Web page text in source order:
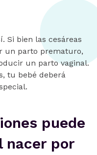
Si bien las cesáreas
un parto prematuro,
un parto vaginal.
tu bebé deberá
puede
nacer por